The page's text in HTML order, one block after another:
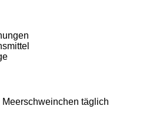
Meerschweinchen täglich